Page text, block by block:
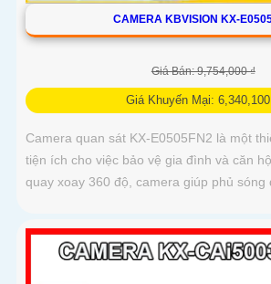
CAMERA KBVISION KX-
Giá Bán: 9,754,000 ₫
Giá Khuyến Mại:
Camera quan sát KX-E0505FN2 là một
tiện ích cho việc bảo vệ gia đình và căn
quay xoay 360 độ, camera giúp phủ sóng